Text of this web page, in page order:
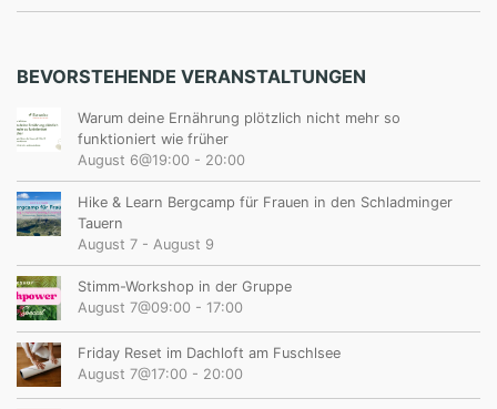
BEVORSTEHENDE VERANSTALTUNGEN
Warum deine Ernährung plötzlich nicht mehr so
funktioniert wie früher
August 6@19:00 - 20:00
Hike & Learn Bergcamp für Frauen in den Schladminger
Tauern
August 7 - August 9
Stimm-Workshop in der Gruppe
August 7@09:00 - 17:00
Friday Reset im Dachloft am Fuschlsee
August 7@17:00 - 20:00